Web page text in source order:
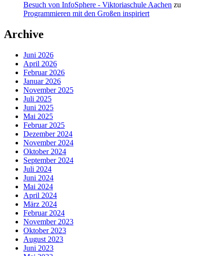
Besuch von InfoSphere - Viktoriaschule Aachen zu
Programmieren mit den Großen inspiriert
Archive
Juni 2026
April 2026
Februar 2026
Januar 2026
November 2025
Juli 2025
Juni 2025
Mai 2025
Februar 2025
Dezember 2024
November 2024
Oktober 2024
September 2024
Juli 2024
Juni 2024
Mai 2024
April 2024
März 2024
Februar 2024
November 2023
Oktober 2023
August 2023
Juni 2023